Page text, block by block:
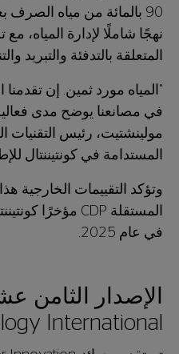
90 بالمائة من مياه الصرف
نهجًا شاملًا لإدارة المياه،
المتعلقة بالتدفئة والتبريد
"المياه مورد ثمين. إن
في مصانعنا يوضح مدى فعالية
مولينشتيت، رئيس التقنيات
المستدامة في كونتيننتال
وتؤكد التقييمات الخارجية
في عام 2025.
International